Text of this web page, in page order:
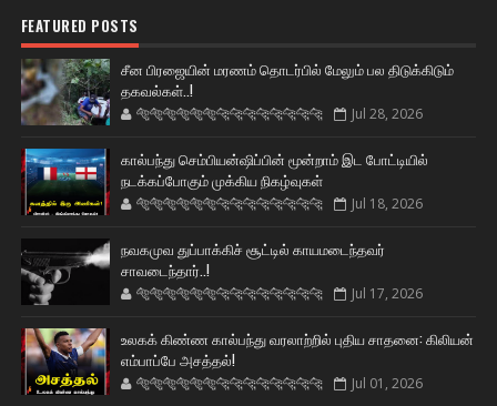
FEATURED POSTS
சீன பிரஜையின் மரணம் தொடர்பில் மேலும் பல திடுக்கிடும்
தகவல்கள்..!
🐅🐅🐅🐅🐅🐅🐆🐆🐆🐆🐆🐆🐆🐆 Jul 28, 2026
கால்பந்து செம்பியன்ஷிப்பின் மூன்றாம் இட போட்டியில்
நடக்கப்போகும் முக்கிய நிகழ்வுகள்
🐅🐅🐅🐅🐅🐅🐆🐆🐆🐆🐆🐆🐆🐆 Jul 18, 2026
நவகமுவ துப்பாக்கிச் சூட்டில் காயமடைந்தவர்
சாவடைந்தார்..!
🐅🐅🐅🐅🐅🐅🐆🐆🐆🐆🐆🐆🐆🐆 Jul 17, 2026
உலகக் கிண்ண கால்பந்து வரலாற்றில் புதிய சாதனை: கிலியன்
எம்பாப்பே அசத்தல்!
🐅🐅🐅🐅🐅🐅🐆🐆🐆🐆🐆🐆🐆🐆 Jul 01, 2026